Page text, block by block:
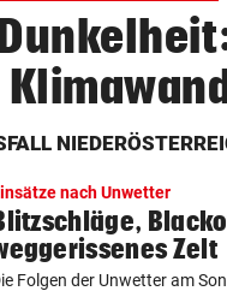
nach Unwetter
Zelt
Folgen der Unwetter am